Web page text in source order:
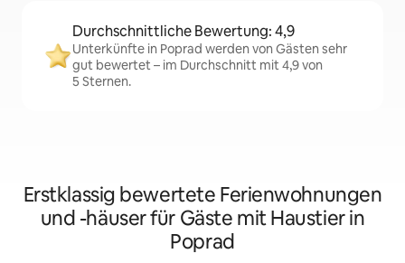
Durchschnittliche Bewertung: 4,9
Unterkünfte in Poprad werden von Gästen sehr
gut bewertet – im Durchschnitt mit 4,9 von
5 Sternen.
Erstklassig bewertete Ferienwohnungen
und -häuser für Gäste mit Haustier in
Poprad